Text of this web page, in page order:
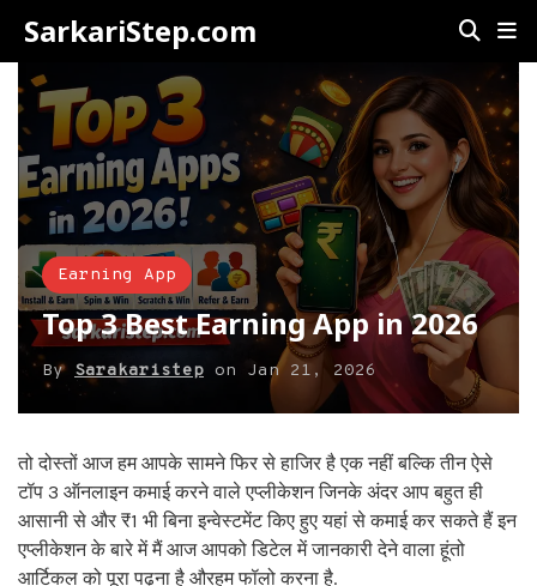
SarkariStep.com
Earning App
Top 3 Best Earning App in 2026
By Sarakaristep on Jan 21, 2026
तो दोस्तों आज हम आपके सामने फिर से हाजिर है एक नहीं बल्कि तीन ऐसे
टॉप 3 ऑनलाइन कमाई करने वाले एप्लीकेशन जिनके अंदर आप बहुत ही
आसानी से और ₹1 भी बिना इन्वेस्टमेंट किए हुए यहां से कमाई कर सकते हैं इन
एप्लीकेशन के बारे में मैं आज आपको डिटेल में जानकारी देने वाला हूंतो
आर्टिकल को पूरा पढ़ना है औरहम फॉलो करना है.